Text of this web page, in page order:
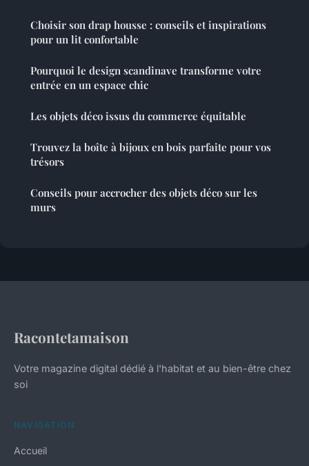
Choisir son drap housse : conseils et inspirations
pour un lit confortable
Pourquoi le design scandinave transforme votre
entrée en un espace chic
Les objets déco issus du commerce équitable
Trouvez la boîte à bijoux en bois parfaite pour vos
trésors
Conseils pour accrocher des objets déco sur les
murs
Racontetamaison
Votre magazine digital dédié à l'habitat et au bien-être chez
soi
NAVIGATION
Accueil